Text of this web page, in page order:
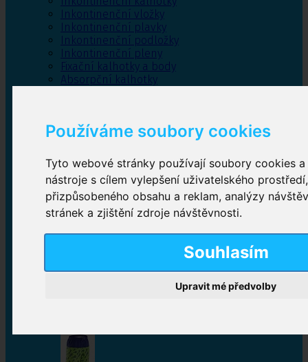
Používáme soubory cookies
Tyto webové stránky používají soubory cookies
nástroje s cílem vylepšení uživatelského
přizpůsobeného obsahu a reklam, analýzy
stránek a zjištění zdroje návštěvnosti.
Souhlasím
Upravit mé předvolby
Inkontinenční vložky
Inkontinenční plavky
Inkontinenční podložky
Inkontinenční pleny
Fixační kalhotky a body
Absorpční kalhotky
Inkontinenční kalhotky
Plenkové kalhotky navlékací,Plenkové kalhotky
zalepovací,Inkontinenční kalhotky dámské
Inkontinenční vložky